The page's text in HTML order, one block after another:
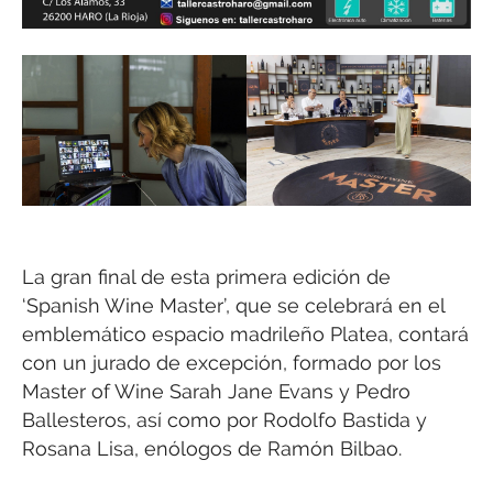
La gran final de esta primera edición de
‘Spanish Wine Master’, que se celebrará en el
emblemático espacio madrileño Platea, contará
con un jurado de excepción, formado por los
Master of Wine Sarah Jane Evans y Pedro
Ballesteros, así como por Rodolfo Bastida y
Rosana Lisa, enólogos de Ramón Bilbao.